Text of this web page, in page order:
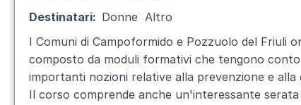
Destinatari
Donne Altro
I Comuni di Campoformido e Pozzuolo del Friuli
composto da moduli formativi che tengono conto
importanti nozioni relative alla prevenzione e
Il corso comprende anche un'interessante